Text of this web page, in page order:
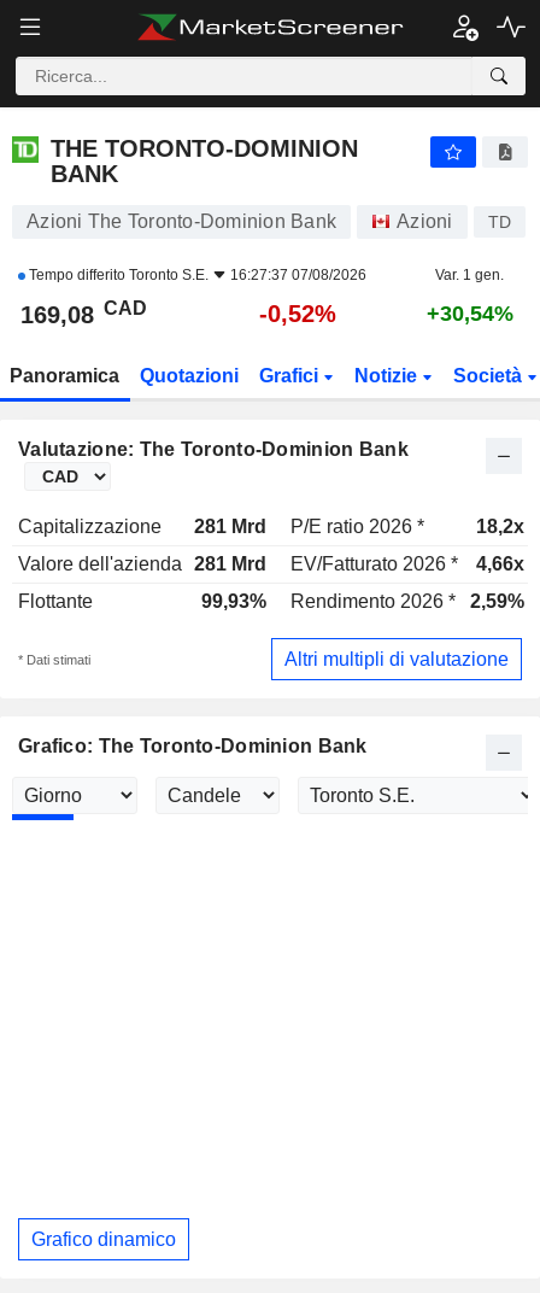
THE TORONTO-DOMINION
BANK
Azioni The Toronto-Dominion Bank Azioni TD
Tempo differito Toronto S.E. 16:27:37 07/08/2026 Var. 1 gen.
169,08 CAD -0,52% +30,54%
Panoramica Quotazioni Grafici Notizie Società
Valutazione: The Toronto-Dominion Bank
Capitalizzazione 281 Mrd P/E ratio 2026 *
18,2x
Valore dell'azienda
281 Mrd EV/Fatturato 2026 *
4,66x
Flottante
99,93% Rendimento 2026 * 2,59%
* Dati stimati Altri multipli di valutazione
Grafico: The Toronto-Dominion Bank
Grafico dinamico